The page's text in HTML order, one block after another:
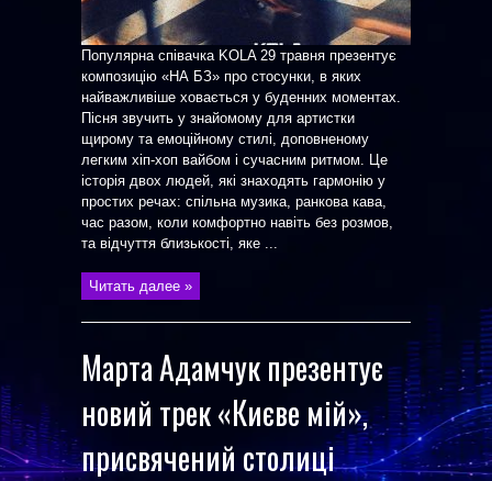
Популярна співачка KOLA 29 травня презентує
композицію «НА БЗ» про стосунки, в яких
найважливіше ховається у буденних моментах.
Пісня звучить у знайомому для артистки
щирому та емоційному стилі, доповненому
легким хіп-хоп вайбом і сучасним ритмом. Це
історія двох людей, які знаходять гармонію у
простих речах: спільна музика, ранкова кава,
час разом, коли комфортно навіть без розмов,
та відчуття близькості, яке ...
Читать далее »
Марта Адамчук презентує
новий трек «Києве мій»,
присвячений столиці